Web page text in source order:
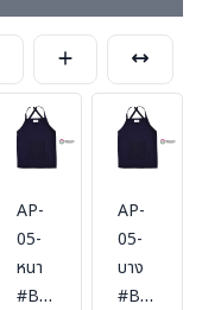
AP-
05-
หนา
#BESTSAFE
AP-
05-
บาง